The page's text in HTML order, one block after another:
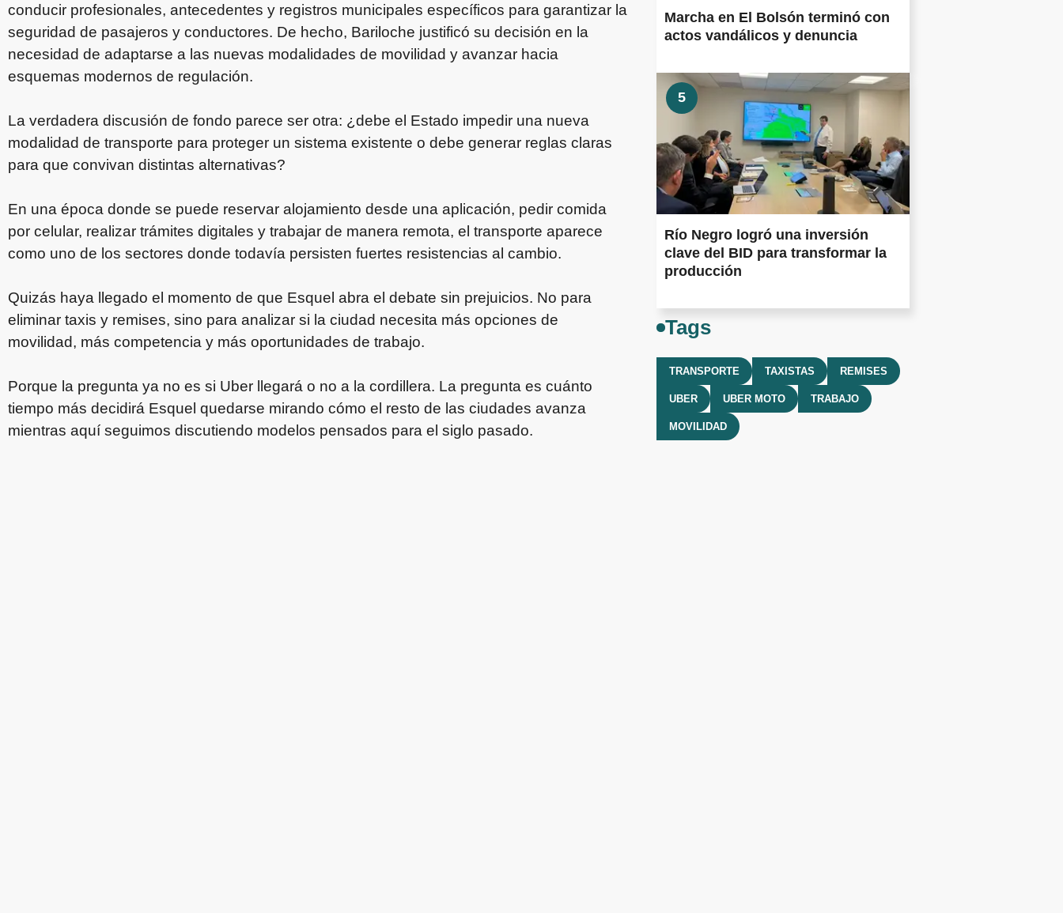
conducir profesionales, antecedentes y registros municipales específicos para garantizar la
seguridad de pasajeros y conductores. De hecho, Bariloche justificó su decisión en la
necesidad de adaptarse a las nuevas modalidades de movilidad y avanzar hacia
esquemas modernos de regulación.
La verdadera discusión de fondo parece ser otra: ¿debe el Estado impedir una nueva
modalidad de transporte para proteger un sistema existente o debe generar reglas claras
para que convivan distintas alternativas?
En una época donde se puede reservar alojamiento desde una aplicación, pedir comida
por celular, realizar trámites digitales y trabajar de manera remota, el transporte aparece
como uno de los sectores donde todavía persisten fuertes resistencias al cambio.
Quizás haya llegado el momento de que Esquel abra el debate sin prejuicios. No para
eliminar taxis y remises, sino para analizar si la ciudad necesita más opciones de
movilidad, más competencia y más oportunidades de trabajo.
Porque la pregunta ya no es si Uber llegará o no a la cordillera. La pregunta es cuánto
tiempo más decidirá Esquel quedarse mirando cómo el resto de las ciudades avanza
mientras aquí seguimos discutiendo modelos pensados para el siglo pasado.
Marcha en El Bolsón terminó con
actos vandálicos y denuncia
5
Río Negro logró una inversión
clave del BID para transformar la
producción
Tags
TRANSPORTE TAXISTAS REMISES
UBER UBER MOTO TRABAJO
MOVILIDAD